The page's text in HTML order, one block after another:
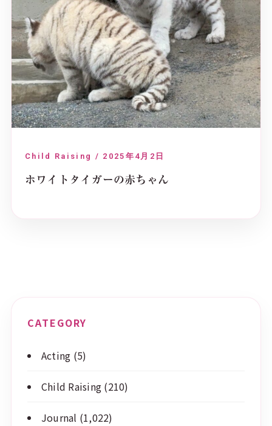
Child Raising / 2025年4月2日
ホワイトタイガーの赤ちゃん
CATEGORY
Acting (5)
Child Raising (210)
Journal (1,022)